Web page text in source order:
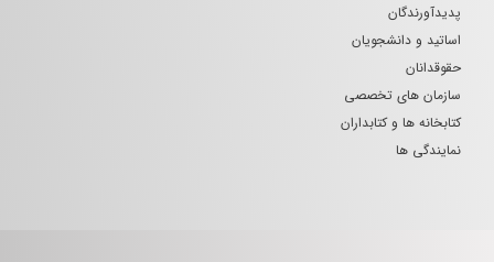
پدیدآورندگان
اساتید و دانشجویان
حقوقدانان
سازمان های تخصصی
کتابخانه ها و کتابداران
نمایندگی ها